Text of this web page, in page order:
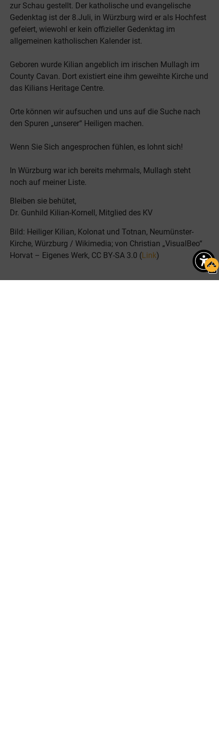
zur Schau gestellt. Der katholische und evangelische
Gedenktag ist der 8.Juli, in Würzburg wird er als Hochfest
gefeiert, wiewohl er kein offizieller Gedenktag im
allgemeinen katholischen Kalender ist.
Geboren wurde Kilian angeblich im irischen Mullagh im
County Cavan. Dort existiert eine ihm geweihte Kirche und
das Kilians Heritage Centre.
Orte können wir aufsuchen und uns auf die Suche nach
den Spuren „unserer“ Heiligen machen.
Wenn Sie Sich angesprochen fühlen, es lohnt sich!
In Würzburg war ich bereits mehrmals, Mullagh steht
noch auf meiner Liste.
Bleiben sie behütet,
Dr. Gunhild Kilian-Kornell, Mitglied des KV
Bild: Heiliger Kilian, Kolonat und Totnan, Neumünster-
Kirche, Würzburg / Wikimedia; von Christian „VisualBeo“
Horvat – Eigenes Werk, CC BY-SA 3.0 (Link)
A